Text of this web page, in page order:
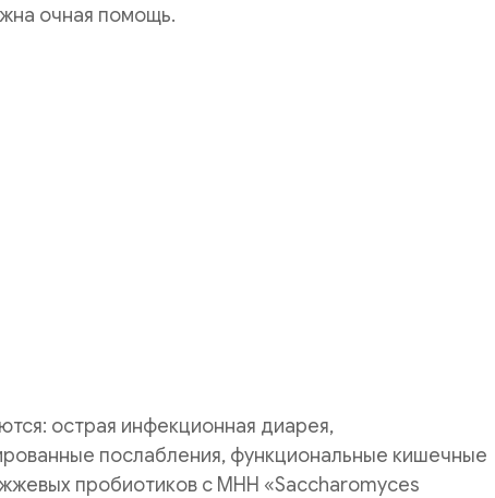
очная помощь.
острая инфекционная диарея,
послабления, функциональные кишечные
пробиотиков с МНН «Saccharomyces